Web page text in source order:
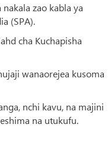
zao kabla ya
(SPA).
cha Kuchapisha
wanaorejea kusoma
nchi kavu, na majini
na utukufu.